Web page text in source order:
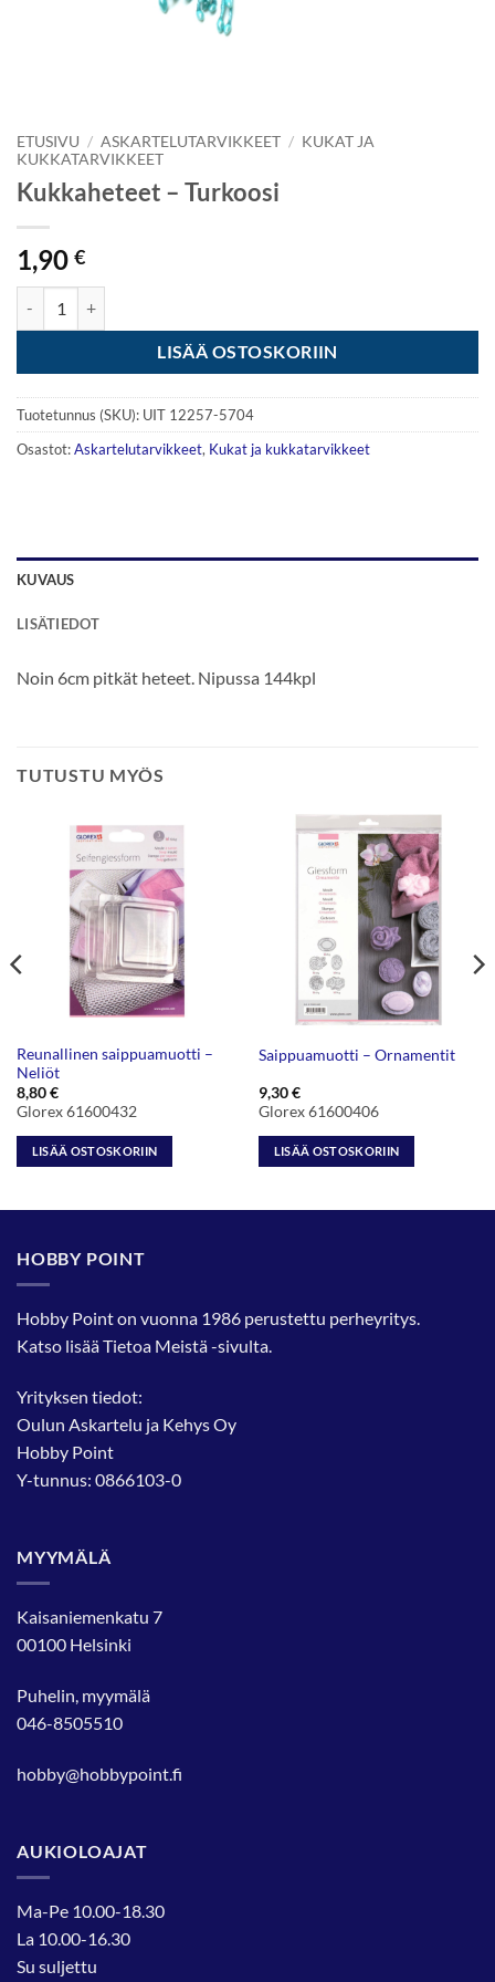
ETUSIVU / ASKARTELUTARVIKKEET / KUKAT JA
KUKKATARVIKKEET
Kukkaheteet – Turkoosi
1,90 €
LISÄÄ OSTOSKORIIN
Tuotetunnus (SKU): UIT 12257-5704
Osastot:Askartelutarvikkeet, Kukat ja kukkatarvikkeet
KUVAUS
LISÄTIEDOT
Noin 6cm pitkät heteet. Nipussa 144kpl
TUTUSTU MYÖS
Reunallinen saippuamuotti –
Neliöt
8,80€
Glorex 61600432
LISÄÄ OSTOSKORIIN
Saippuamuotti – Ornamentit
9,30€
Glorex 61600406
LISÄÄ OSTOSKORIIN
HOBBY POINT
Hobby Point on vuonna 1986 perustettu perheyritys.
Katso lisääTietoa Meistä-sivulta.
Yrityksen tiedot:
Oulun Askartelu ja Kehys Oy
Hobby Point
Y-tunnus: 0866103-0
MYYMÄLÄ
Kaisaniemenkatu 7
00100 Helsinki
Puhelin, myymälä
046-8505510
hobby@hobbypoint.fi
AUKIOLOAJAT
Ma-Pe 10.00-18.30
La 10.00-16.30
Su suljettu